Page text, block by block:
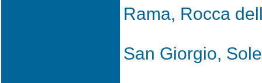
Rama, Rocca
San Giorgio,